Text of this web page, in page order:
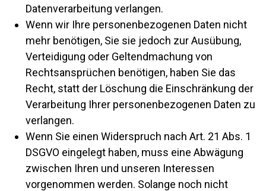
Datenverarbeitung verlangen.
Wenn wir Ihre personenbezogenen Daten nicht
mehr benötigen, Sie sie jedoch zur Ausübung,
Verteidigung oder Geltendmachung von
Rechtsansprüchen benötigen, haben Sie das
Recht, statt der Löschung die Einschränkung der
Verarbeitung Ihrer personenbezogenen Daten zu
verlangen.
Wenn Sie einen Widerspruch nach Art. 21 Abs. 1
DSGVO eingelegt haben, muss eine Abwägung
zwischen Ihren und unseren Interessen
vorgenommen werden. Solange noch nicht